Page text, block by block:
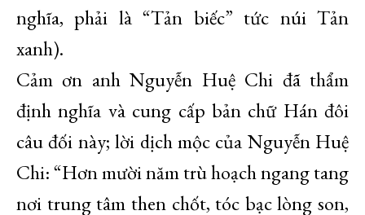
nghĩa, phải là “Tản biếc” tức núi Tản
xanh).
Cảm ơn anh Nguyễn Huệ Chi đã thẩm
định nghĩa và cung cấp bản chữ Hán đôi
câu đối này; lời dịch mộc của Nguyễn Huệ
Chi: “Hơn mười năm trù hoạch ngang tang
nơi trung tâm then chốt, tóc bạc lòng son,